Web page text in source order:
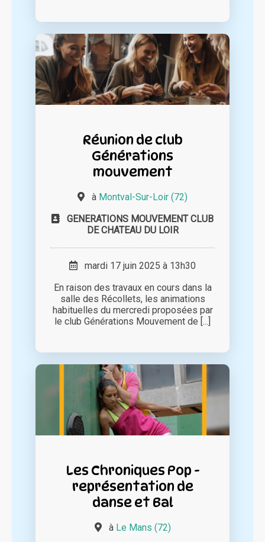
Réunion de club
Générations
mouvement
à Montval-Sur-Loir (72)
GENERATIONS MOUVEMENT CLUB
DE CHATEAU DU LOIR
mardi 17 juin 2025 à 13h30
En raison des travaux en cours dans la
salle des Récollets, les animations
habituelles du mercredi proposées par
le club Générations Mouvement de [...]
Les Chroniques Pop -
représentation de
danse et Bal
à Le Mans (72)